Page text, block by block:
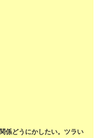
係どうにかしたい。 ツラい